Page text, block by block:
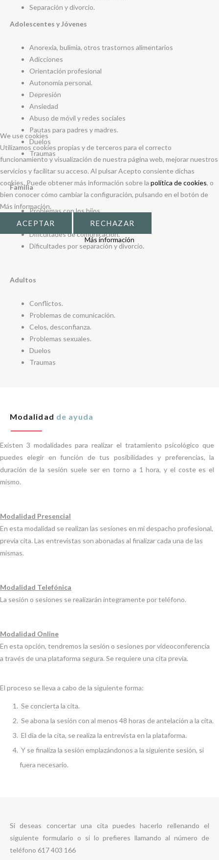
Separación y divorcio.
Adolescentes y Jóvenes
Anorexia, bulimia, otros trastornos alimentarios
Adicciones
Orientación profesional
Autonomía personal.
Depresión
Ansiedad
Abuso de móvil y redes sociales
Pautas para padres y madres.
Duelos
Traumas
Familia
Problemas con los hijos.
“Nido vacío”
Dificultades de comunicación.
Dificultades por separación y divorcio.
Adultos
Conflictos.
Problemas de comunicación.
Celos, desconfianza.
Problemas sexuales.
Duelos
Traumas
Modalidad de ayuda
Existen 3 modalidades para realizar el tratamiento psicológico que
puedes elegir en función de tus posibilidades y preferencias, la
duración de la sesión suele ser en torno a 1 hora, y el coste es el
mismo.
Modalidad Presencial
En esta modalidad se realizan las sesiones en mi despacho profesional,
previa cita. Las entrevistas son abonadas al finalizar cada una de las
mismas.
Modalidad Telefónica
La sesión o sesiones se realizarán íntegramente por teléfono.
Modalidad Online
En esta opción, tendremos la sesión o sesiones por videoconferencia
a través de una plataforma segura. Se requiere una cita previa.
El proceso se lleva a cabo de la siguiente forma:
Se concierta la cita.
Se abona la sesión con al menos 48 horas de antelación a la cita.
El día de la cita, se realiza la entrevista en la plataforma.
Y se finaliza la sesión emplazándonos a la siguiente sesión, si
fuera necesario.
Si deseas concertar una cita puedes hacerlo rellenando el
siguiente formulario o si lo prefieres llamando al número de
teléfono 617 403 166
We use cookies
Utilizamos cookies propias y de terceros para el correcto
funcionamiento y visualización de nuestra página web, mejorar nuestros
servicios y facilitar su acceso. Al pulsar Acepto consiente dichas
cookies. Puede obtener más información sobre la política de cookies, o
bien conocer cómo cambiar la configuración, pulsando en el botón de
Más información.
ACEPTAR RECHAZAR
Más información